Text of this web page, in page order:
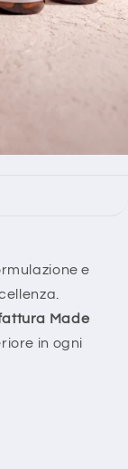
e
Made
in ogni